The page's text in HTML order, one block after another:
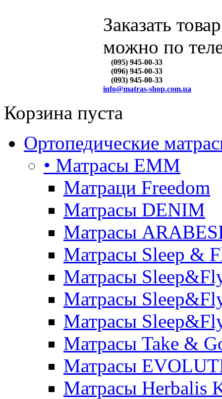
Заказать товар
можно по
(095) 945-00-33
(096) 945-00-33
(093) 945-00-33
info@matras-shop.com.ua
Корзина пуста
Ортопедические
• Матрасы ЕММ
Матраци Freedom
Матрасы DENIM
Матрасы
Матрасы Sleep &
Матрасы
Матрасы
Матрасы
Матрасы Take &
Матрасы
Матрасы Herbalis